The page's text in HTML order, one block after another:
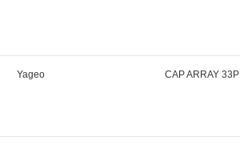
Yageo CAP ARRAY